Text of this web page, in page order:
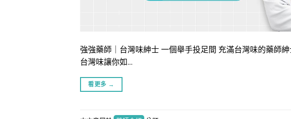
強強藥師｜台灣味紳士 一個舉手投足間 充滿台灣味的藥師
台灣味讓你如…
看更多 →